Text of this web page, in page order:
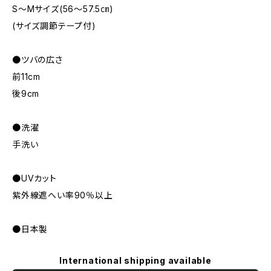
S～Mサイズ(56～57.5㎝)
(サイズ調節テープ付)
●ツバの広さ
前11cm
後9cm
●洗濯
手洗い
●UVカット
紫外線遮へい率90％以上
●日本製
International shipping available